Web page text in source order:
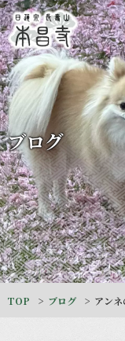
ブログ
TOP ブログ アンネ